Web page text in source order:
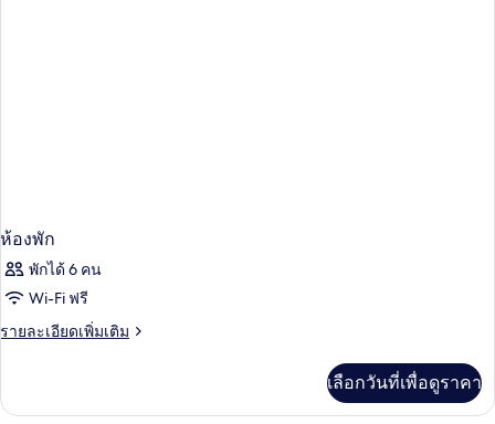
ห้องพัก
พักได้ 6 คน
Wi-Fi ฟรี
รายละเอียดเพิ่มเติม
ราย
เกี่ยว
เลือกวันที่เพื่อดูราคา